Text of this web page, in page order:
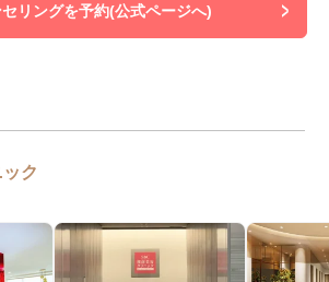
セリングを予約(公式ページへ)
ク